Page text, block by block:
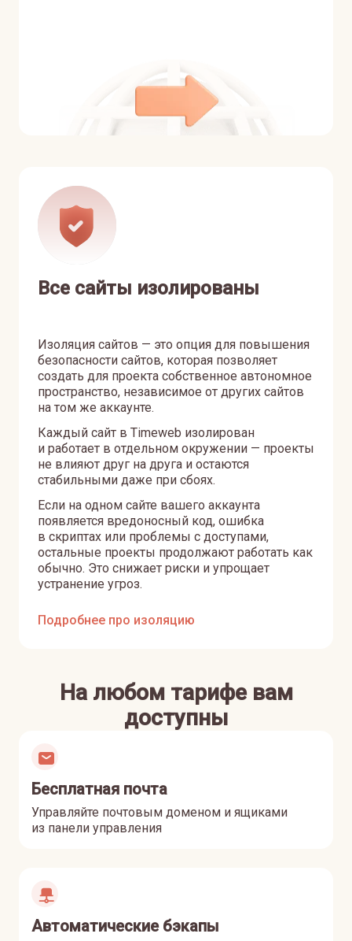
Все сайты изолированы
Изоляция сайтов — это опция для повышения
безопасности сайтов, которая позволяет
создать для проекта собственное автономное
пространство, независимое от других сайтов
на том же аккаунте.
Каждый сайт в Timeweb изолирован
и работает в отдельном окружении — проекты
не влияют друг на друга и остаются
стабильными даже при сбоях.
Если на одном сайте вашего аккаунта
появляется вредоносный код, ошибка
в скриптах или проблемы с доступами,
остальные проекты продолжают работать как
обычно. Это снижает риски и упрощает
устранение угроз.
Подробнее про изоляцию
На любом тарифе вам
доступны
Бесплатная почта
Управляйте почтовым доменом и ящиками
из панели управления
Автоматические бэкапы